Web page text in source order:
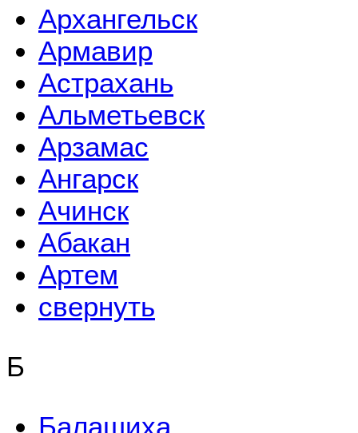
Архангельск
Армавир
Астрахань
Альметьевск
Арзамас
Ангарск
Ачинск
Абакан
Артем
свернуть
Б
Балашиха